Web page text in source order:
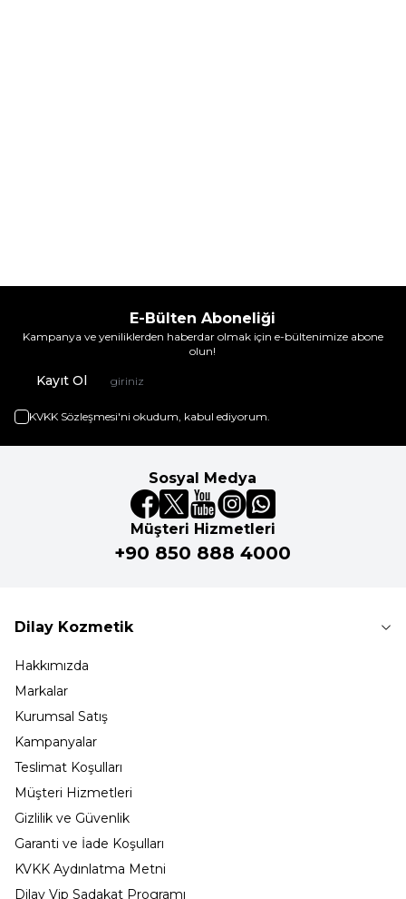
E-Bülten Aboneliği
Kampanya ve yeniliklerden haberdar olmak için e-bültenimize abone
olun!
Kayıt Ol
KVKK Sözleşmesi'ni okudum, kabul ediyorum.
Sosyal Medya
Müşteri Hizmetleri
+90 850 888 4000
Dilay Kozmetik
Hakkımızda
Markalar
Kurumsal Satış
Kampanyalar
Teslimat Koşulları
Müşteri Hizmetleri
Gizlilik ve Güvenlik
Garanti ve İade Koşulları
KVKK Aydınlatma Metni
Dilay Vip Sadakat Programı